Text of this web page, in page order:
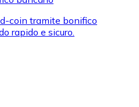
per acquistare
coin tramite bonifico
rapido e sicuro.